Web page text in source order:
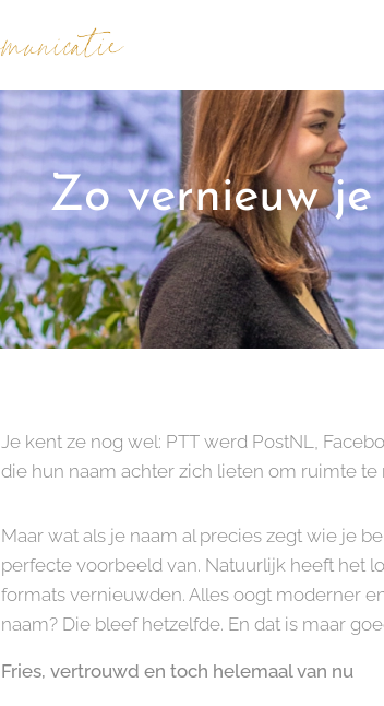
Zo vernieuw
Je kent ze nog wel: PTT werd PostNL,
die hun naam achter zich lieten om ruimte te
Maar wat als je naam al precies zegt wie je
perfecte voorbeeld van. Natuurlijk heeft het
formats vernieuwden. Alles oogt moderner
naam? Die bleef hetzelfde. En dat is maar
Fries, vertrouwd en toch helemaal van nu